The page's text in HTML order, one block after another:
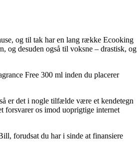
og til tak har en lang række Ecooking
og desuden også til voksne – drastisk, og
Free 300 ml inden du placerer
er det i nogle tilfælde være et kendetegn
forsvarer os imod uoprigtige internet
forudsat du har i sinde at finansiere